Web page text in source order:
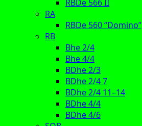
RBDe 566 II
RA
RBDe 560 “Domino”
RB
Bhe 2/4
Bhe 4/4
BDhe 2/3
BDhe 2/4 7
BDhe 2/4 11–14
BDhe 4/4
BDhe 4/6